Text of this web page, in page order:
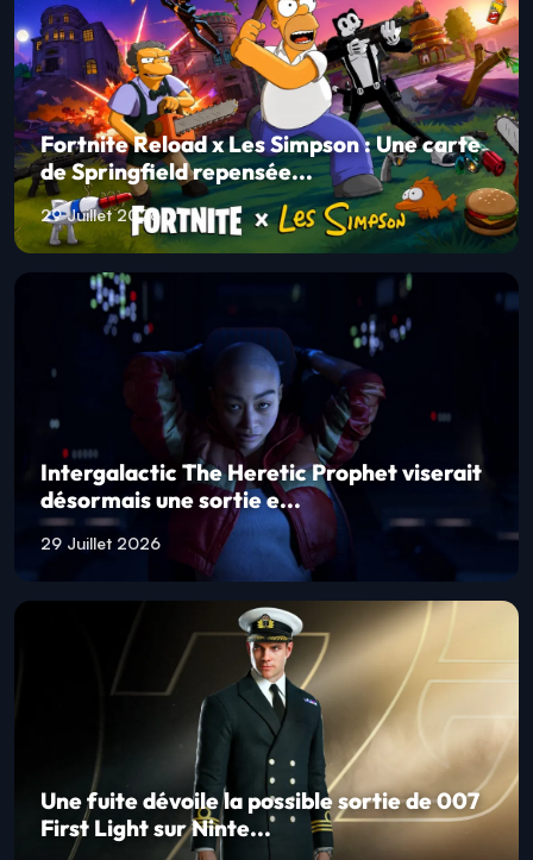
Fortnite Reload x Les Simpson : Une carte
de Springfield repensée...
29 Juillet 2026
Intergalactic The Heretic Prophet viserait
désormais une sortie e...
29 Juillet 2026
Une fuite dévoile la possible sortie de 007
First Light sur Ninte...